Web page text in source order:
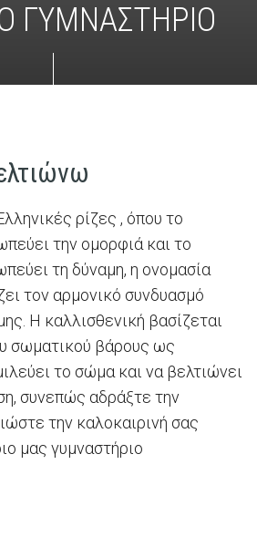
ΓΥΜΝΑΣΤΗΡΙΟ
ρίζες , όπου το
την ομορφιά και το
τη δύναμη, η ονομασία
τον αρμονικό συνδυασμό
Η καλλισθενική βασίζεται
σωματικού βάρους ως
το σώμα και να βελτιώνει
συνεπώς αδράξτε την
την καλοκαιρινή σας
μας γυμναστήριο